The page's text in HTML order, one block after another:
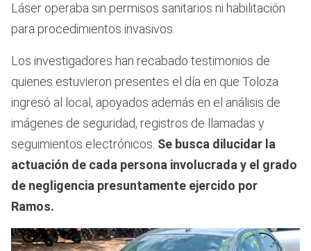
Láser operaba sin permisos sanitarios ni habilitación
para procedimientos invasivos.
Los investigadores han recabado testimonios de
quienes estuvieron presentes el día en que Toloza
ingresó al local, apoyados además en el análisis de
imágenes de seguridad, registros de llamadas y
seguimientos electrónicos. Se busca dilucidar la
actuación de cada persona involucrada y el grado
de negligencia presuntamente ejercido por
Ramos.